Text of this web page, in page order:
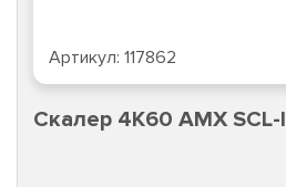
Артикул: 117862
Скалер 4K60 AMX SCL-I